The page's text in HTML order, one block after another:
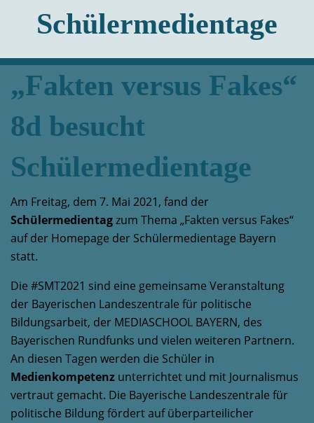
Schülermedientage
„Fakten versus Fakes“
8d besucht
Schülermedientage
Am Freitag, dem 7. Mai 2021, fand der
Schülermedientagzum Thema „Fakten versus Fakes“
auf der Homepage der Schülermedientage Bayern
statt.
Die #SMT2021 sind eine gemeinsame Veranstaltung
der Bayerischen Landeszentrale für politische
Bildungsarbeit, der MEDIASCHOOL BAYERN, des
Bayerischen Rundfunks und vielen weiteren Partnern.
An diesen Tagen werden die Schüler in
Medienkompetenz unterrichtet und mit Journalismus
vertraut gemacht. Die Bayerische Landeszentrale für
politische Bildung fördert auf überparteilicher